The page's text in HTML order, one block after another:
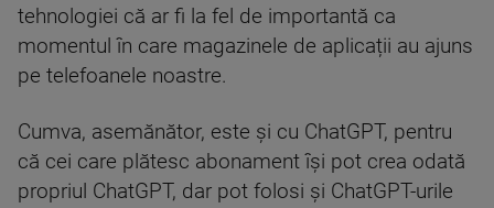
tehnologiei că ar fi la fel de importantă ca
momentul în care magazinele de aplicații au ajuns
pe telefoanele noastre.
Cumva, asemănător, este și cu ChatGPT, pentru
că cei care plătesc abonament își pot crea odată
propriul ChatGPT, dar pot folosi și ChatGPT-urile